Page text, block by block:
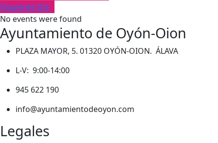
Siguiente Día
No events were found
Ayuntamiento de Oyón-Oion
PLAZA MAYOR, 5. 01320 OYÓN-OION. ÁLAVA
L-V: 9:00-14:00
945 622 190
info@ayuntamientodeoyon.com
Legales